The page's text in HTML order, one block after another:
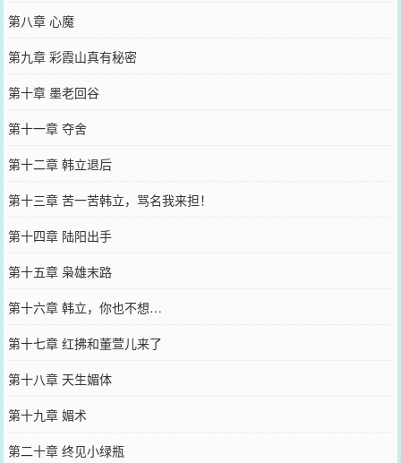
第八章 心魔
第九章 彩霞山真有秘密
第十章 墨老回谷
第十一章 夺舍
第十二章 韩立退后
第十三章 苦一苦韩立，骂名我来担！
第十四章 陆阳出手
第十五章 枭雄末路
第十六章 韩立，你也不想…
第十七章 红拂和董萱儿来了
第十八章 天生媚体
第十九章 媚术
第二十章 终见小绿瓶